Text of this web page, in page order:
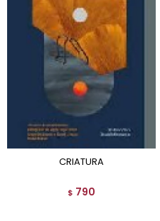
CRIATURA
$ 790